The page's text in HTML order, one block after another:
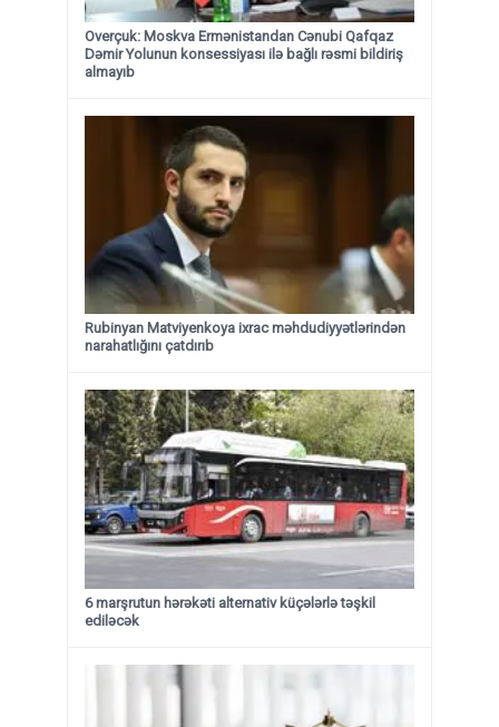
Overçuk: Moskva Ermənistandan Cənubi Qafqaz
Dəmir Yolunun konsessiyası ilə bağlı rəsmi bildiriş
almayıb
Rubinyan Matviyenkoya ixrac məhdudiyyətlərindən
narahatlığını çatdırıb
6 marşrutun hərəkəti alternativ küçələrlə təşkil
ediləcək